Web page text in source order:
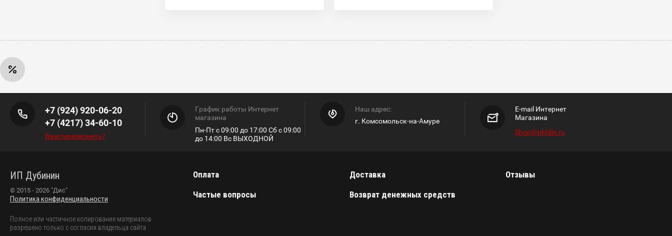
+7 (924) 920-06-20
+7 (4217) 34-60-10
Вам перезвонить?
График работы Интернет
магазина
Пн-Пт с 09:00 до 17:00 Сб с 09:00
до 14:00 Вс ВЫХОДНОЙ
Наш адрес:
г. Комсомольск-на-Амуре
E-mail Интернет
Магазина
Shop@pkfdis.ru
ИП Дубинин
© 2015 - 2026 "Дис"
Политика конфиденциальности
Полное или частичное копирование материалов
разрешено только с согласия владельца сайта
Оплата Доставка
Отзывы
Частые вопросы
Возврат денежных средств